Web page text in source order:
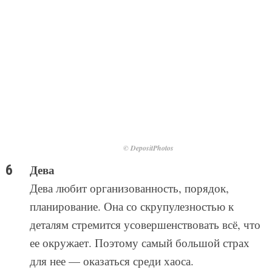
© DepositPhotos
Дева
Дева любит организованность, порядок,
планирование. Она со скрупулезностью к
деталям стремится усовершенствовать всё, что
ее окружает. Поэтому самый большой страх
для нее — оказаться среди хаоса.